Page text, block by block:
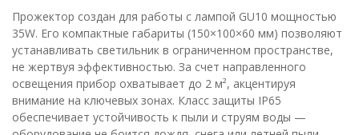
Прожектор создан для работы с лампой GU10 мощностью
35W. Его компактные габариты (150×100×60 мм) позволяют
устанавливать светильник в ограниченном пространстве,
не жертвуя эффективностью. За счет направленного
освещения прибор охватывает до 2 м², акцентируя
внимание на ключевых зонах. Класс защиты IP65
обеспечивает устойчивость к пыли и струям воды —